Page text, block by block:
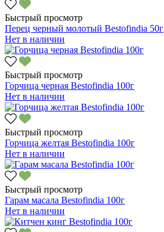
Быстрый просмотр
Перец черный молотый Bestofindia 50г
Нет в наличии
Быстрый просмотр
Горчица черная Bestofindia 100г
Нет в наличии
Быстрый просмотр
Горчица желтая Bestofindia 100г
Нет в наличии
Быстрый просмотр
Гарам масала Bestofindia 100г
Нет в наличии